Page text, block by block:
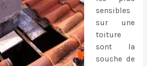
sensibles
sur une
toiture
sont la
souche de